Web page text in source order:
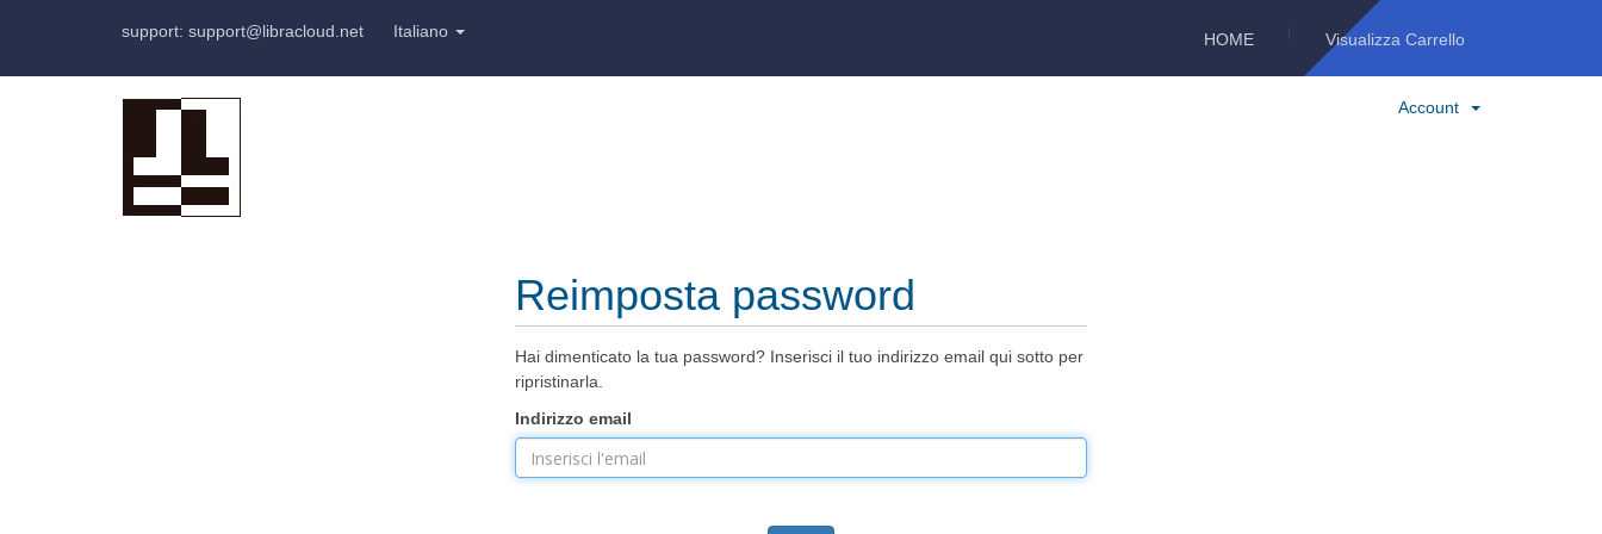
support: support@libracloud.net Italiano HOME Visualizza Carrello
Account
Reimposta password
Hai dimenticato la tua password? Inserisci il tuo indirizzo email qui sotto per
ripristinarla.
Indirizzo email